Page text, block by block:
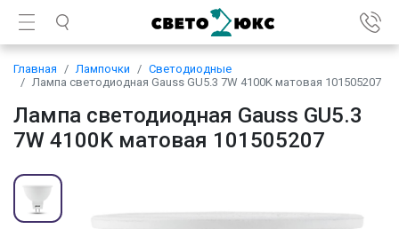
Главная Лампочки
Светодиодные
Лампа светодиодная Gauss GU5.3 7W 4100K матовая 101505207
Лампа светодиодная Gauss GU5.3
7W 4100K матовая 101505207